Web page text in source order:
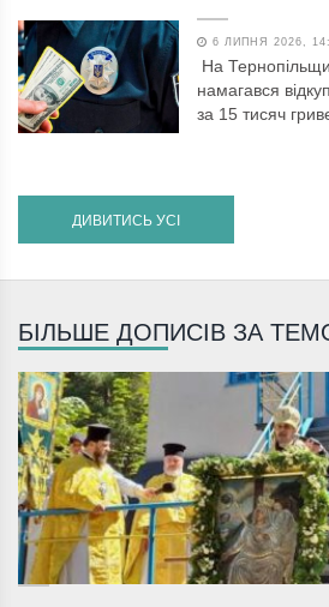
6 ЛИПНЯ 2026,
На
намагався
за 15 тисяч
ДИВИТИСЬ УСІ
БІЛЬШЕ ДОПИСІВ ЗА